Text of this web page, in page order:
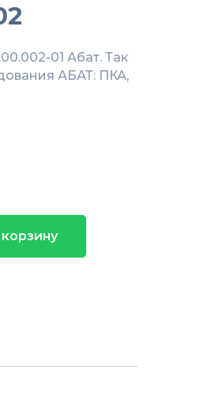
01 Абат. Так
АБАТ: ПКА,